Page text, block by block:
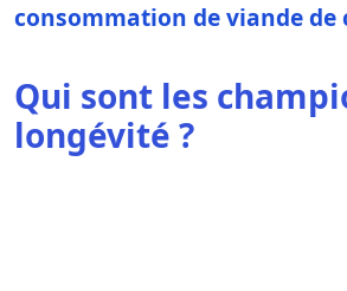
consommation de viande de
Qui sont les
longévité ?